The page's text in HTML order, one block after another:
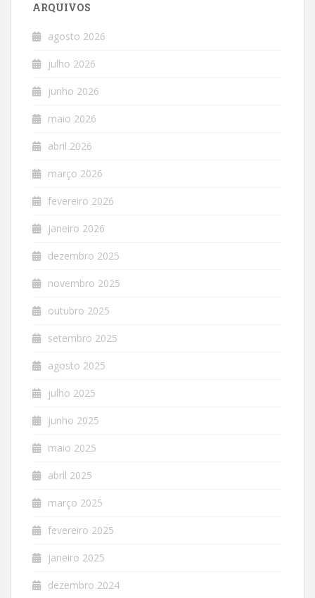
ARQUIVOS
agosto 2026
julho 2026
junho 2026
maio 2026
abril 2026
março 2026
fevereiro 2026
janeiro 2026
dezembro 2025
novembro 2025
outubro 2025
setembro 2025
agosto 2025
julho 2025
junho 2025
maio 2025
abril 2025
março 2025
fevereiro 2025
janeiro 2025
dezembro 2024